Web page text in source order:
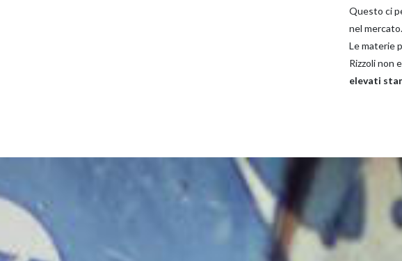
Questo ci
nel mercato.
Le materie
Rizzoli non
elevati